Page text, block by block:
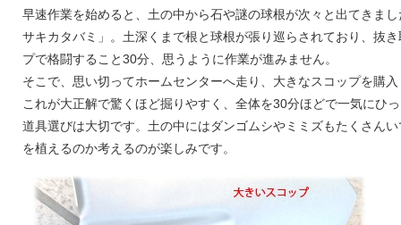
早速作業を始めると、土の中から石や謎の球根が次々と出てきま
サキカタバミ」。土深くまで根と球根が張り巡らされており、抜
プで格闘すること30分、思うように作業が進みません。
そこで、思い切ってホームセンターへ走り、大きなスコップを購
これが大正解で驚くほど掘りやすく、全体を30分ほどで一気にひ
道具選びは大切です。土の中にはダンゴムシやミミズもたくさん
を植えるのか考えるのが楽しみです。